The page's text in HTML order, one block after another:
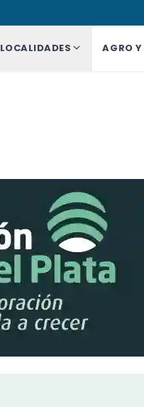
LOCALIDADES AGRO